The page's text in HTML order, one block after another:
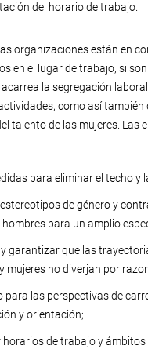
del horario de trabajo.
organizaciones están en
en el lugar de trabajo, si
la segregación
como así
talento de las mujeres. Las
para eliminar el techo y
de género y
hombres para un amplio
garantizar que las
mujeres no diverjan por
para las perspectivas de
y orientación;
de trabajo y